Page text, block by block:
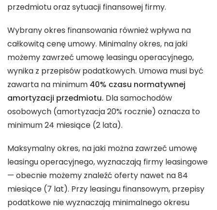
przedmiotu oraz sytuacji finansowej firmy.
Wybrany okres finansowania również wpływa na
całkowitą cenę umowy. Minimalny okres, na jaki
możemy zawrzeć umowę leasingu operacyjnego,
wynika z przepisów podatkowych. Umowa musi być
zawarta na minimum 40% czasu normatywnej
amortyzacji przedmiotu. Dla samochodów
osobowych (amortyzacja 20% rocznie) oznacza to
minimum 24 miesiące (2 lata).
Maksymalny okres, na jaki można zawrzeć umowę
leasingu operacyjnego, wyznaczają firmy leasingowe
— obecnie możemy znaleźć oferty nawet na 84
miesiące (7 lat). Przy leasingu finansowym, przepisy
podatkowe nie wyznaczają minimalnego okresu